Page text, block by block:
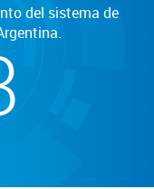
del sistema de